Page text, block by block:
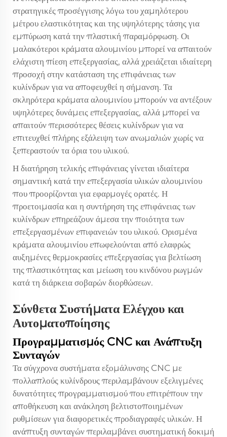
στρατηγικές προσέγγισης λόγω του χαμηλότερου
μέτρου ελαστικότητας και της υψηλότερης τάσης για
εμπύρωση κατά την πλαστική παραμόρφωση. Οι
μαλακότεροι κράματα αλουμινίου μπορεί να απαιτούν
ελάχιστη πίεση επεξεργασίας, αλλά χρειάζεται ιδιαίτερη
προσοχή στην κατάσταση της επιφάνειας των
κυλίνδρων για να αποφευχθεί η σήμανση. Τα
σκληρότερα κράματα αλουμινίου μπορούν να αντέξουν
υψηλότερες δυνάμεις επεξεργασίας, αλλά μπορεί να
απαιτούν περισσότερες θέσεις κυλίνδρων για να
επιτευχθεί πλήρης εξάλειψη των ανωμαλιών χωρίς να
ξεπεραστούν τα όρια του υλικού.
Η διατήρηση τελικής επιφάνειας γίνεται ιδιαίτερα
σημαντική κατά την επεξεργασία υλικών αλουμινίου
που προορίζονται για εφαρμογές ορατές. Η
προετοιμασία και η συντήρηση της επιφάνειας των
κυλίνδρων επηρεάζουν άμεσα την ποιότητα των
επεξεργασμένων επιφανειών του υλικού. Ορισμένα
κράματα αλουμινίου επωφελούνται από ελαφρώς
αυξημένες θερμοκρασίες επεξεργασίας για βελτίωση
της πλαστικότητας και μείωση του κινδύνου ρωγμών
κατά τη διάρκεια σοβαρών διορθώσεων.
Σύνθετα Συστήματα Ελέγχου και
Αυτοματοποίησης
Προγραμματισμός CNC και Ανάπτυξη
Συνταγών
Τα σύγχρονα συστήματα εξομάλυνσης CNC με
πολλαπλούς κυλίνδρους περιλαμβάνουν εξελιγμένες
δυνατότητες προγραμματισμού που επιτρέπουν την
αποθήκευση και ανάκληση βελτιστοποιημένων
ρυθμίσεων για διαφορετικές προδιαγραφές υλικών. Η
ανάπτυξη συνταγών περιλαμβάνει συστηματική δοκιμή